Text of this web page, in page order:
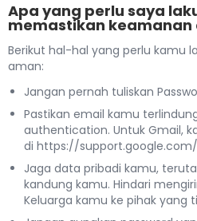
Apa yang perlu saya
memastikan keamanan
Berikut hal-hal yang perlu kamu
aman:
Jangan pernah tuliskan
Pastikan email kamu
authentication. Untuk Gmail,
di https://
Jaga data pribadi kamu,
kandung kamu. Hindari
Keluarga kamu ke pihak yang